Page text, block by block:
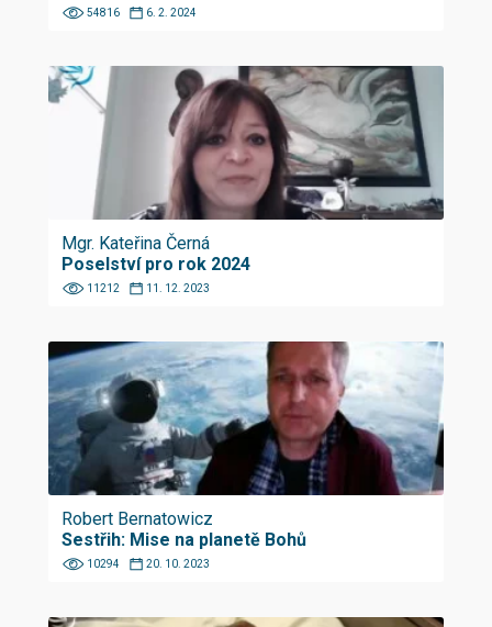
54816 6. 2. 2024
Mgr. Kateřina Černá
Poselství pro rok 2024
11212 11. 12. 2023
Robert Bernatowicz
Sestřih: Mise na planetě Bohů
10294 20. 10. 2023